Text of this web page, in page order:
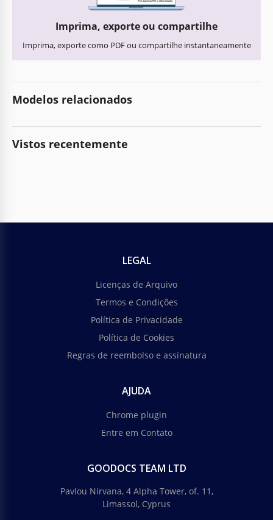
Imprima, exporte ou compartilhe
Imprima, exporte como PDF ou compartilhe instantaneamente
Modelos relacionados
Vistos recentemente
LEGAL
Licenças de Arquivo
Termos e Condições
Política de Privacidade
Política de Cookies
Regras de reembolso e assinatura
AJUDA
Chrome plugin
Entre em Contato
GOODOCS TEAM LTD
Pavlou Nirvana, 4 Alpha Tower, of. 11,
Limassol, Cyprus